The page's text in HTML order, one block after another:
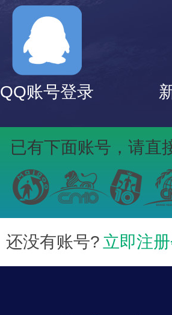
QQ账号登录
已有下面账号， 请直
还没有账号? 立即注